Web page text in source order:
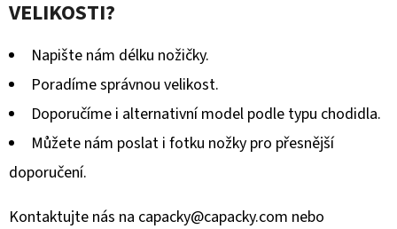
VELIKOSTI?
Napište nám délku nožičky.
Poradíme správnou velikost.
Doporučíme i alternativní model podle typu chodidla.
Můžete nám poslat i fotku nožky pro přesnější
doporučení.
Kontaktujte nás na capacky@capacky.com nebo